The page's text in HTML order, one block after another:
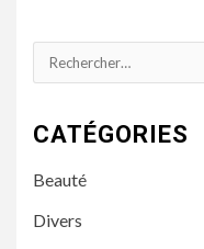
Rechercher :
CATÉGORIES
Beauté
Divers